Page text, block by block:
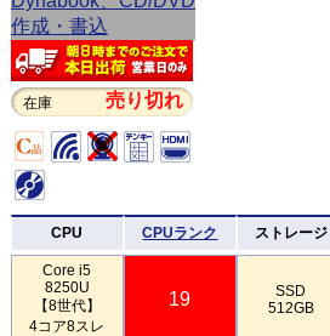
在庫 売り切れ
CPU CPUランク ストレージ
Core i5
8250U
【8世代】
4コア8スレ
19
SSD
512GB